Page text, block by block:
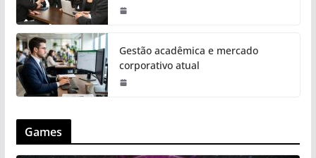
Gestão acadêmica e mercado
corporativo atual
Games